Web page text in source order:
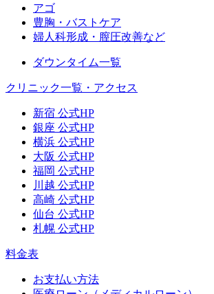
アゴ
豊胸・バストケア
婦人科形成・膣圧改善など
ダウンタイム一覧
クリニック一覧・アクセス
新宿 公式HP
銀座 公式HP
横浜 公式HP
大阪 公式HP
福岡 公式HP
川越 公式HP
高崎 公式HP
仙台 公式HP
札幌 公式HP
料金表
お支払い方法